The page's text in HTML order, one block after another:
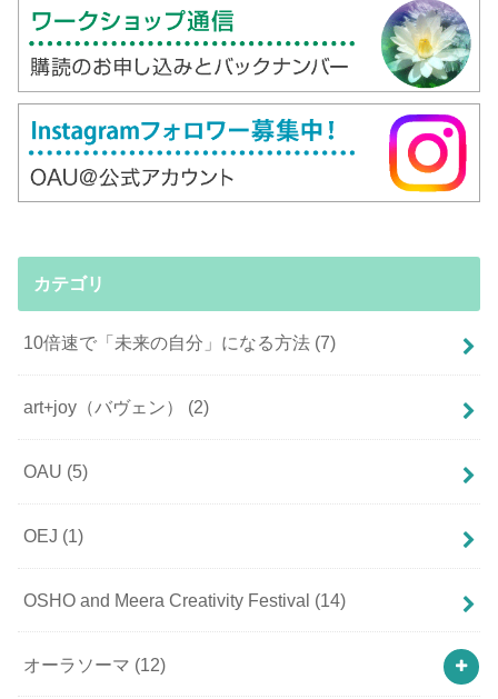
カテゴリ
10倍速で「未来の自分」になる方法 (7)
art+joy（バヴェン） (2)
OAU (5)
OEJ (1)
OSHO and Meera Creativity Festival (14)
オーラソーマ (12)